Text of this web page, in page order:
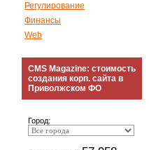
Регулирование
Финансы
Web
CMS Magazine: стоимость
создания корп. сайта в
Приволжском ФО
Город: